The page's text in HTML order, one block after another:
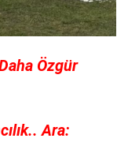
Özgür
Ara: